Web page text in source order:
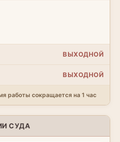
ВЫХОДНОЙ
ВЫХОДНОЙ
работы сокращается на 1 час
СУДА